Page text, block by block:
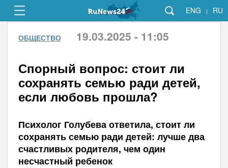
ENG | RU
ОБЩЕСТВО 19.03.2025 - 11:05
Спорный вопрос: стоит ли
сохранять семью ради детей,
если любовь прошла?
Психолог Голубева ответила, стоит ли
сохранять семью ради детей: лучше два
счастливых родителя, чем один
несчастный ребенок